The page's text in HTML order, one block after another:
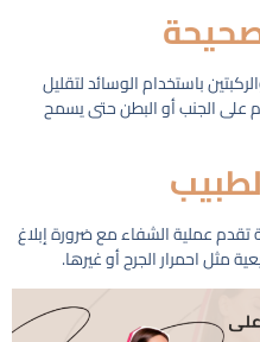
باستخدام الوسائد لتقليل
على الجنب أو البطن حتى يسمح
تقدم عملية الشفاء مع ضرورة إبلاغ
مثل احمرار الجرح أو غيرها.